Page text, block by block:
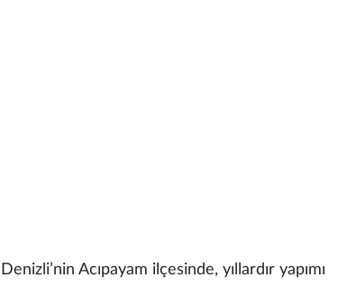
Denizli’nin Acıpayam ilçesinde, yıllardır yapımı